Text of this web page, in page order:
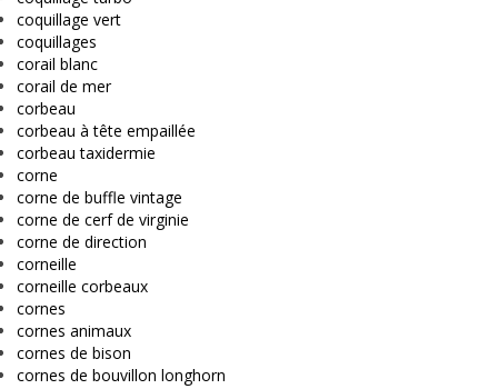
coquillage vert
coquillages
corail blanc
corail de mer
corbeau
corbeau à tête empaillée
corbeau taxidermie
corne
corne de buffle vintage
corne de cerf de virginie
corne de direction
corneille
corneille corbeaux
cornes
cornes animaux
cornes de bison
cornes de bouvillon longhorn